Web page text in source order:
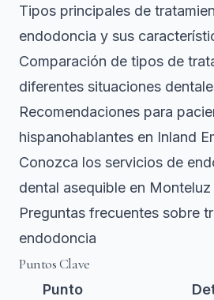
Tipos principales de
endodoncia y sus
Comparación de tipos de
diferentes situaciones
Recomendaciones para
hispanohablantes en Inland
Conozca los servicios de
dental asequible en
Preguntas frecuentes sobre
endodoncia
Puntos Clave
Punto